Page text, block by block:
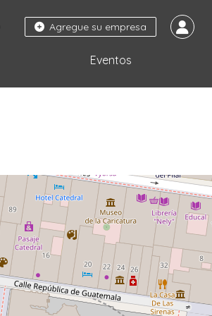
Agregue su empresa
Eventos